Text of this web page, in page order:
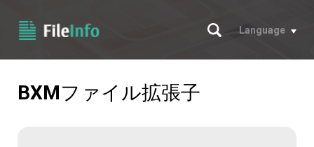
サーチ
Language
BXMファイル拡張子